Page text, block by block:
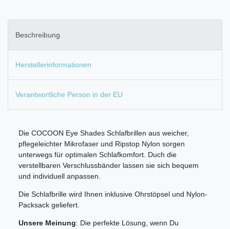
Beschreibung
Herstellerinformationen
Verantwortliche Person in der EU
Die COCOON Eye Shades Schlafbrillen aus weicher,
pflegeleichter Mikrofaser und Ripstop Nylon sorgen
unterwegs für optimalen Schlafkomfort. Duch die
verstellbaren Verschlussbänder lassen sie sich bequem
und individuell anpassen.
Die Schlafbrille wird Ihnen inklusive Ohrstöpsel und Nylon-
Packsack geliefert.
Unsere Meinung: Die perfekte Lösung, wenn Du